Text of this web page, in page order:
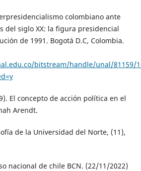
colombiano ante
del siglo XX: la figura presidencial
de 1991. Bogotá D.C, Colombia.
bitstream/handle/unal/81159/
El concepto de acción política en el
Arendt.
de la Universidad del Norte, (11),
nacional de chile BCN. (22/11/2022)